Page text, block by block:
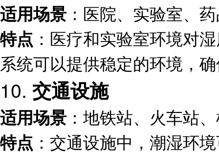
适用场景 ：医院、实验室、
特点 ：医疗和实验室环境对
系统可以提供稳定的环境，
10. 交通设施
适用场景 ：地铁站、火车站
特点 ：交通设施中，潮湿环